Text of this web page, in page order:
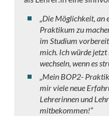
„Die Möglichkeit, an
Praktikum zu
im Studium
mich. Ich würde jetzt
wechseln, wenn es
„Mein BOP2-
mir viele neue
Lehrerinnen und
mitbekommen!“